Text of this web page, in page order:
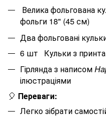
Велика фольгована
фольги 18" (45 см)
Два фольговані
6 шт
Кульки з
Гірлянда з написом
ілюстраціями
🎈 Переваги:
Легко зібрати